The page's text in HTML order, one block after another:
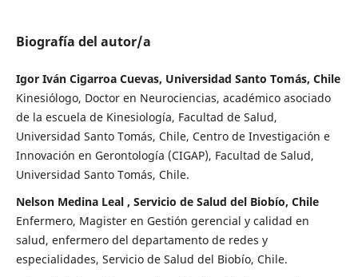
Biografía del autor/a
Igor Iván Cigarroa Cuevas, Universidad Santo Tomás, Chile
Kinesiólogo, Doctor en Neurociencias, académico asociado
de la escuela de Kinesiología, Facultad de Salud,
Universidad Santo Tomás, Chile, Centro de Investigación e
Innovación en Gerontología (CIGAP), Facultad de Salud,
Universidad Santo Tomás, Chile.
Nelson Medina Leal , Servicio de Salud del Biobío, Chile
Enfermero, Magister en Gestión gerencial y calidad en
salud, enfermero del departamento de redes y
especialidades, Servicio de Salud del Biobío, Chile.